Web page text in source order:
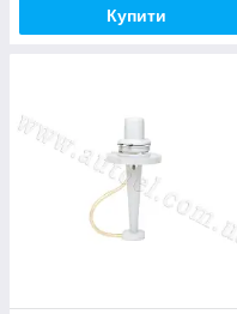
Купити